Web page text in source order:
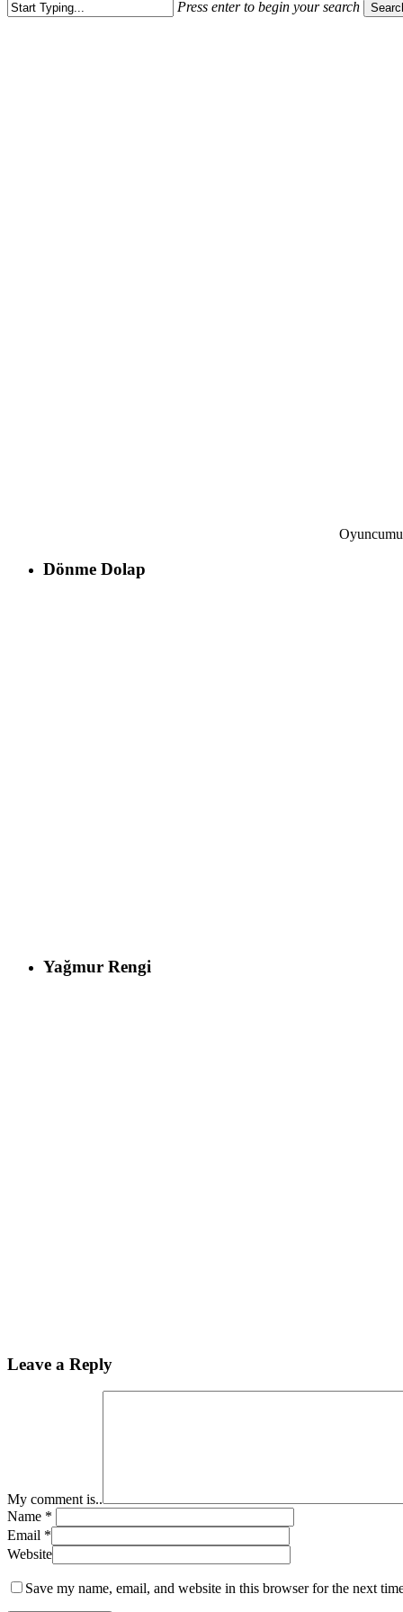
Press enter to begin your search
Dönme Dolap
Yağmur Rengi
Leave a Reply
My comment is..
Name *
Email *
Website
Save my name, email, and website in this browser for the next